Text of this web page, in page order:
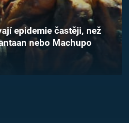
epidemie častěji, než
nebo Machupo